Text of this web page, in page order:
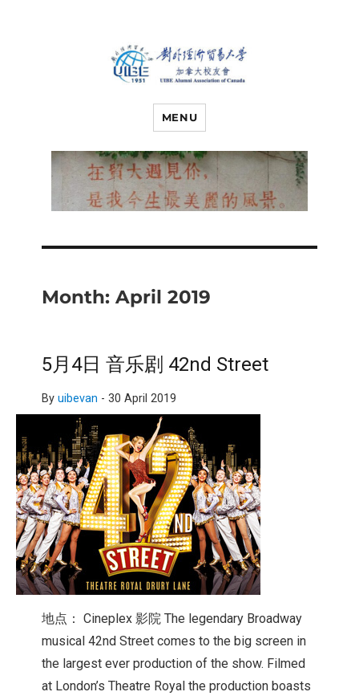
对外经济贸易
大学加拿大校
友会
MENU
Month: April 2019
5月4日 音乐剧 42nd Street
By uibevan - 30 April 2019
地点： Cineplex 影院 The legendary Broadway
musical 42nd Street comes to the big screen in
the largest ever production of the show. Filmed
at London’s Theatre Royal the production boasts